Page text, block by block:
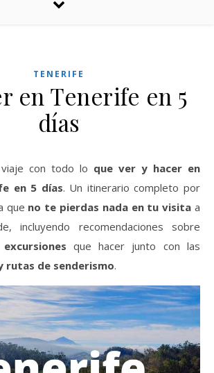
TENERIFE
en Tenerife en 5
días
con todo lo que ver y hacer en
en 5 días. Un itinerario completo por
que no te pierdas nada en tu visita a
incluyendo recomendaciones sobre
excursiones que hacer junto con las
rutas de senderismo.